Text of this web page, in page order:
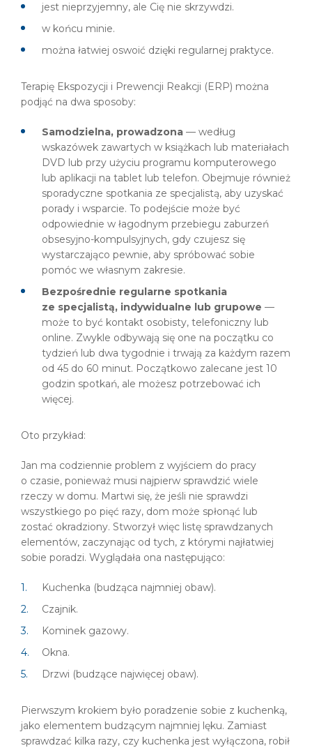
jest nieprzyjemny, ale Cię nie skrzywdzi.
w końcu minie.
można łatwiej oswoić dzięki regularnej praktyce.
Terapię Ekspozycji i Prewencji Reakcji (ERP) można
podjąć na dwa sposoby:
Samodzielna, prowadzona — według
wskazówek zawartych w książkach lub materiałach
DVD lub przy użyciu programu komputerowego
lub aplikacji na tablet lub telefon. Obejmuje również
sporadyczne spotkania ze specjalistą, aby uzyskać
porady i wsparcie. To podejście może być
odpowiednie w łagodnym przebiegu zaburzeń
obsesyjno-kompulsyjnych, gdy czujesz się
wystarczająco pewnie, aby spróbować sobie
pomóc we własnym zakresie.
Bezpośrednie regularne spotkania
ze specjalistą, indywidualne lub grupowe —
może to być kontakt osobisty, telefoniczny lub
online. Zwykle odbywają się one na początku co
tydzień lub dwa tygodnie i trwają za każdym razem
od 45 do 60 minut. Początkowo zalecane jest 10
godzin spotkań, ale możesz potrzebować ich
więcej.
Oto przykład:
Jan ma codziennie problem z wyjściem do pracy
o czasie, ponieważ musi najpierw sprawdzić wiele
rzeczy w domu. Martwi się, że jeśli nie sprawdzi
wszystkiego po pięć razy, dom może spłonąć lub
zostać okradziony. Stworzył więc listę sprawdzanych
elementów, zaczynając od tych, z którymi najłatwiej
sobie poradzi. Wyglądała ona następująco:
Kuchenka (budząca najmniej obaw).
Czajnik.
Kominek gazowy.
Okna.
Drzwi (budzące najwięcej obaw).
Pierwszym krokiem było poradzenie sobie z kuchenką,
jako elementem budzącym najmniej lęku. Zamiast
sprawdzać kilka razy, czy kuchenka jest wyłączona, robił